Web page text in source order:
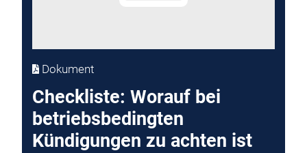
Dokument
Checkliste: Worauf bei
betriebsbedingten
Kündigungen zu achten ist